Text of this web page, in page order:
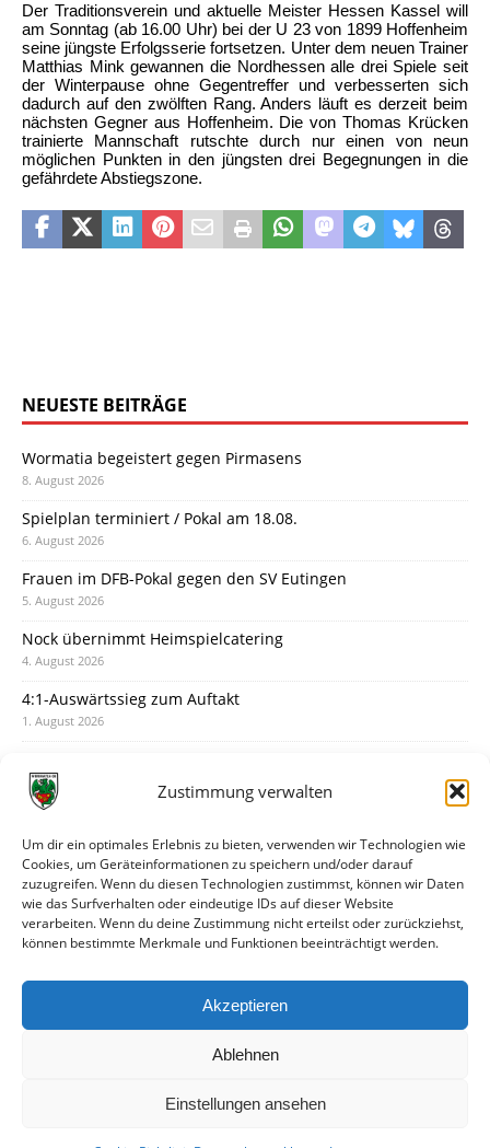
Zustimmung verwalten
Um dir ein optimales Erlebnis zu bieten, verwenden wir Technologien wie
Cookies, um Geräteinformationen zu speichern und/oder darauf
zuzugreifen. Wenn du diesen Technologien zustimmst, können wir Daten
wie das Surfverhalten oder eindeutige IDs auf dieser Website
verarbeiten. Wenn du deine Zustimmung nicht erteilst oder zurückziehst,
können bestimmte Merkmale und Funktionen beeinträchtigt werden.
Akzeptieren
Ablehnen
Einstellungen ansehen
Der Traditionsverein und aktuelle Meister Hessen Kassel will
am Sonntag (ab 16.00 Uhr) bei der U 23 von 1899 Hoffenheim
seine jüngste Erfolgsserie fortsetzen. Unter dem neuen Trainer
Matthias Mink gewannen die Nordhessen alle drei Spiele seit
der Winterpause ohne Gegentreffer und verbesserten sich
dadurch auf den zwölften Rang. Anders läuft es derzeit beim
nächsten Gegner aus Hoffenheim. Die von Thomas Krücken
trainierte Mannschaft rutschte durch nur einen von neun
möglichen Punkten in den jüngsten drei Begegnungen in die
gefährdete Abstiegszone.
NEUESTE BEITRÄGE
Wormatia begeistert gegen Pirmasens
8. August 2026
Spielplan terminiert / Pokal am 18.08.
6. August 2026
Frauen im DFB-Pokal gegen den SV Eutingen
5. August 2026
Nock übernimmt Heimspielcatering
4. August 2026
4:1-Auswärtssieg zum Auftakt
1. August 2026
31. Juli 2026
30. Juli 2026
Deine Spielminute: 89+1
28. Juli 2026
Neuer Rückensponsor
Neue Podcast-Folge: So tickt Björn!
27. Juli 2026